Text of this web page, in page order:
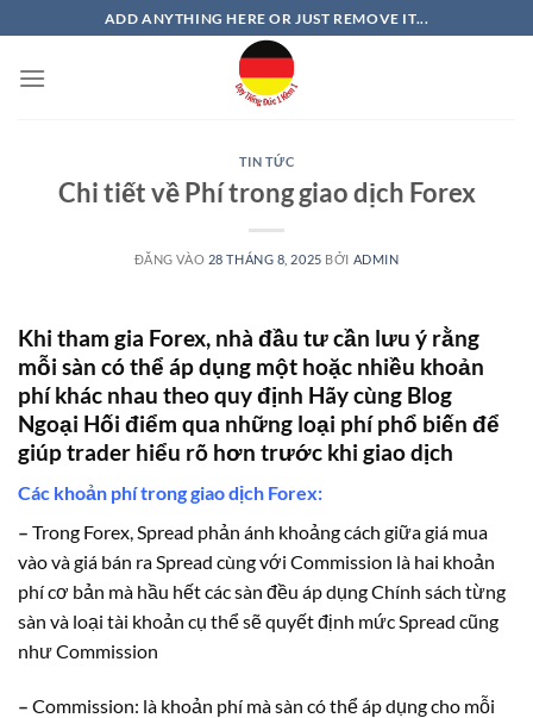
qua
nội
ADD ANYTHING HERE OR JUST REMOVE IT...
TIN TỨC
Chi tiết về Phí trong giao dịch Forex
ĐĂNG VÀO 28 THÁNG 8, 2025 BỞI ADMIN
Khi tham gia Forex, nhà đầu tư cần lưu ý rằng
mỗi sàn có thể áp dụng một hoặc nhiều khoản
phí khác nhau theo quy định Hãy cùng Blog
Ngoại Hối điểm qua những loại phí phổ biến để
giúp trader hiểu rõ hơn trước khi giao dịch
Các khoản phí trong giao dịch Forex:
– Trong Forex, Spread phản ánh khoảng cách giữa giá mua
vào và giá bán ra Spread cùng với Commission là hai khoản
phí cơ bản mà hầu hết các sàn đều áp dụng Chính sách từng
sàn và loại tài khoản cụ thể sẽ quyết định mức Spread cũng
như Commission
– Commission: là khoản phí mà sàn có thể áp dụng cho mỗi